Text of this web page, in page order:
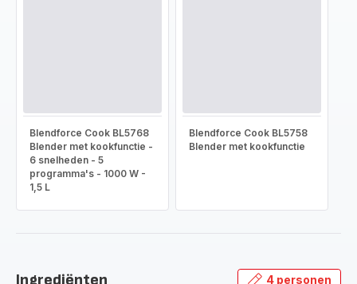
Blendforce Cook BL5768
Blender met kookfunctie -
6 snelheden - 5
programma's - 1000 W -
1,5 L
Blendforce Cook BL5758
Blender met kookfunctie
Ingrediënten 4 personen